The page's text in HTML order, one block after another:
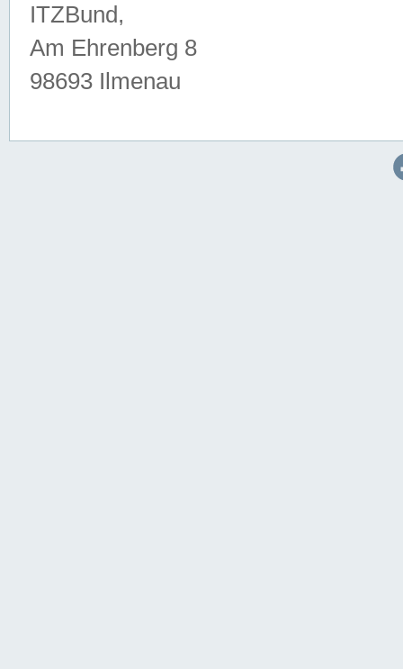
ITZBund,
Am Ehrenberg 8
98693 Ilmenau